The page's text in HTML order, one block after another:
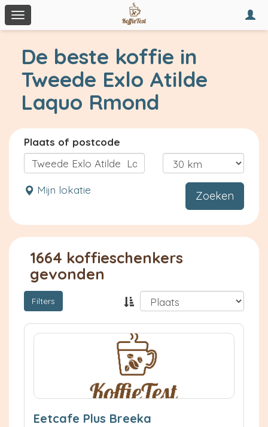
Toggle
navigation
De beste koffie in
Tweede Exlo Atilde
Laquo Rmond
Plaats of postcode
Mijn lokatie Zoeken
1664 koffieschenkers
gevonden
Filters
Eetcafe Plus Breeka